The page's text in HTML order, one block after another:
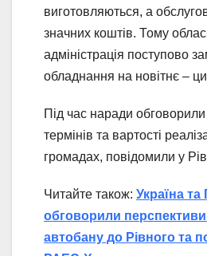
виготовляються, а
значних коштів. Тому
адміністрація поступово
обладнання на новітнє –
Під час наради
термінів та вартості
громадах, повідомили у
Читайте також: Україна
обговорили
автобану до Рівного та